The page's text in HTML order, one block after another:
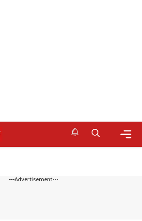
---Advertisement---